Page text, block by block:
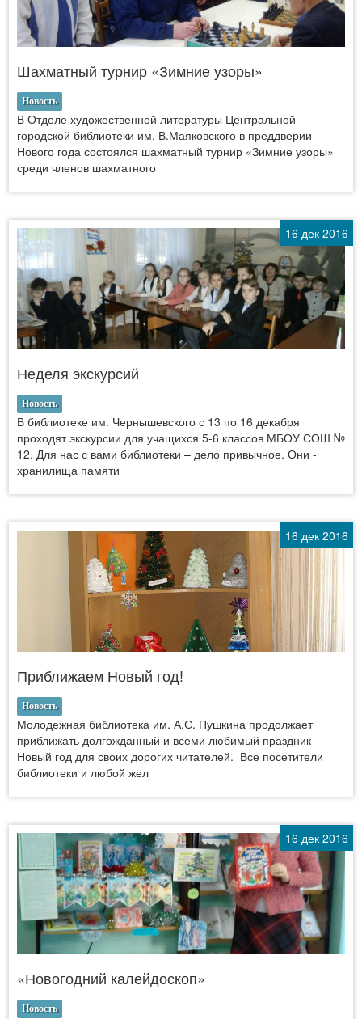
Шахматный турнир «Зимние узоры»
Новость
В Отделе художественной литературы Центральной
городской библиотеки им. В.Маяковского в преддверии
Нового года состоялся шахматный турнир «Зимние узоры»
среди членов шахматного
16 дек 2016
Неделя экскурсий
Новость
В библиотеке им. Чернышевского с 13 по 16 декабря
проходят экскурсии для учащихся 5-6 классов МБОУ СОШ №
12. Для нас с вами библиотеки – дело привычное. Они -
хранилища памяти
16 дек 2016
Приближаем Новый год!
Новость
Молодежная библиотека им. А.С. Пушкина продолжает
приближать долгожданный и всеми любимый праздник
Новый год для своих дорогих читателей. Все посетители
библиотеки и любой жел
16 дек 2016
«Новогодний калейдоскоп»
Новость